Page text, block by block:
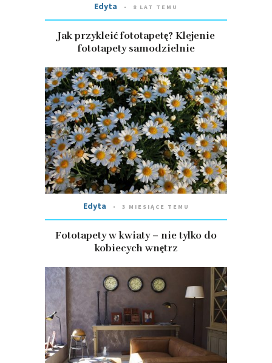
Edyta 8 LAT TEMU
Jak przykleić fototapetę? Klejenie
fototapety samodzielnie
Edyta 3 MIESIĄCE TEMU
Fototapety w kwiaty – nie tylko do
kobiecych wnętrz